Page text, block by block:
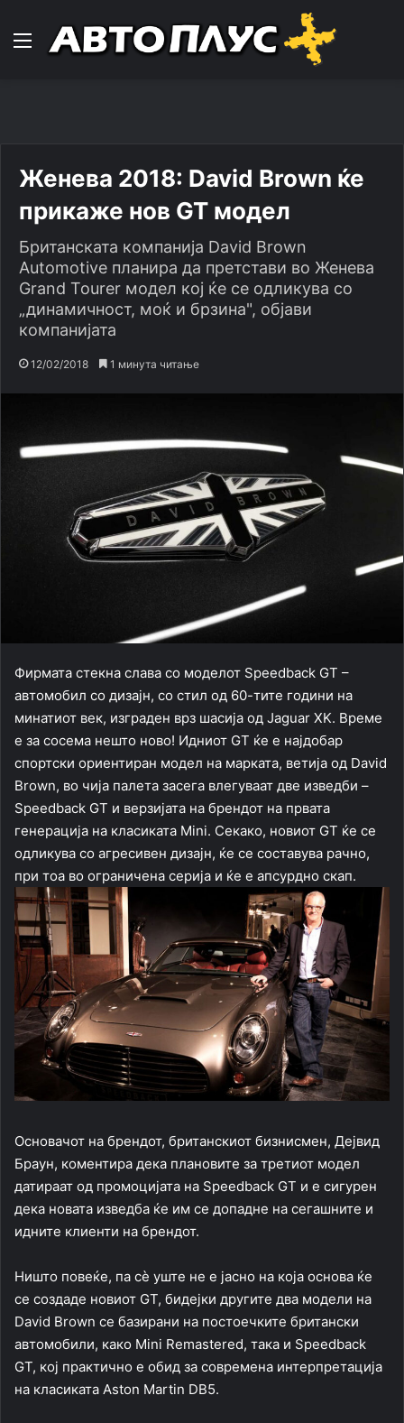
Навигација
Женева 2018: David Brown ќе
прикаже нов GT модел
Британската компанија David Brown
Automotive планира да претстави во Женева
Grand Tourer модел кој ќе се одликува со
„динамичност, моќ и брзина", објави
компанијата
12/02/2018 1 минута читање
Фирмата стекна слава со моделот Speedback GT –
автомобил со дизајн, со стил од 60-тите години на
минатиот век, изграден врз шасија од Jaguar XK. Време
е за сосема нешто ново! Идниот GT ќе е најдобар
спортски ориентиран модел на марката, ветија од David
Brown, во чија палета засега влегуваат две изведби –
Speedback GT и верзијата на брендот на првата
генерација на класиката Mini. Секако, новиот GT ќе се
одликува со агресивен дизајн, ќе се составува рачно,
при тоа во ограничена серија и ќе е апсурдно скап.
Основачот на брендот, британскиот бизнисмен, Дејвид
Браун, коментира дека плановите за третиот модел
датираат од промоцијата на Speedback GT и е сигурен
дека новата изведба ќе им се допадне на сегашните и
идните клиенти на брендот.
Ништо повеќе, па сè уште не е јасно на која основа ќе
се создаде новиот GT, бидејки другите два модели на
David Brown се базирани на постоечките британски
автомобили, како Mini Remastered, така и Speedback
GT, кој практично е обид за современа интерпретација
на класиката Aston Martin DB5.